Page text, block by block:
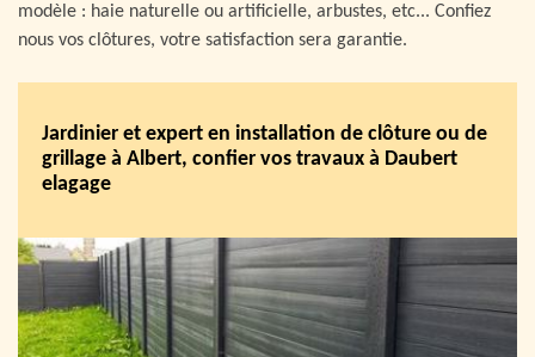
modèle : haie naturelle ou artificielle, arbustes, etc... Confiez
nous vos clôtures, votre satisfaction sera garantie.
Jardinier et expert en installation de clôture ou de
grillage à Albert, confier vos travaux à Daubert
elagage